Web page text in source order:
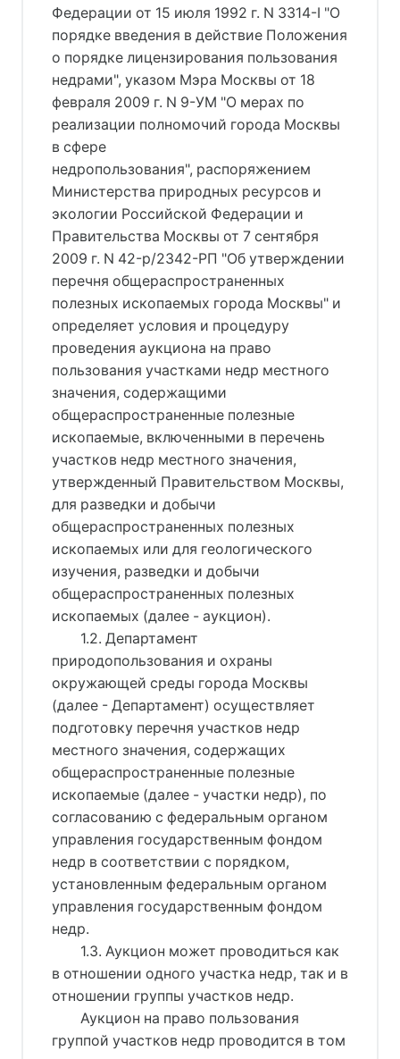
Федерации от 15 июля 1992 г. N 3314-I "О
порядке введения в действие Положения
о порядке лицензирования пользования
недрами", указом Мэра Москвы от 18
февраля 2009 г. N 9-УМ "О мерах по
реализации полномочий города Москвы
в сфере
недропользования", распоряжением
Министерства природных ресурсов и
экологии Российской Федерации и
Правительства Москвы от 7 сентября
2009 г. N 42-р/2342-РП "Об утверждении
перечня общераспространенных
полезных ископаемых города Москвы" и
определяет условия и процедуру
проведения аукциона на право
пользования участками недр местного
значения, содержащими
общераспространенные полезные
ископаемые, включенными в перечень
участков недр местного значения,
утвержденный Правительством Москвы,
для разведки и добычи
общераспространенных полезных
ископаемых или для геологического
изучения, разведки и добычи
общераспространенных полезных
ископаемых (далее - аукцион).
1.2. Департамент
природопользования и охраны
окружающей среды города Москвы
(далее - Департамент) осуществляет
подготовку перечня участков недр
местного значения, содержащих
общераспространенные полезные
ископаемые (далее - участки недр), по
согласованию с федеральным органом
управления государственным фондом
недр в соответствии с порядком,
установленным федеральным органом
управления государственным фондом
недр.
1.3. Аукцион может проводиться как
в отношении одного участка недр, так и в
отношении группы участков недр.
Аукцион на право пользования
группой участков недр проводится в том